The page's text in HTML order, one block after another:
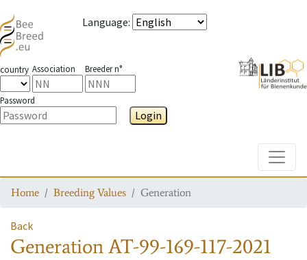
Language:
country Association Breeder n°
Password
Login
Home Breeding Values Generation
Back
GenerationAT-99-169-117-2021